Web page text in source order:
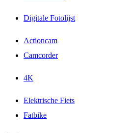
Digitale Fotolijst
Actioncam
Camcorder
4K
Elektrische Fiets
Fatbike